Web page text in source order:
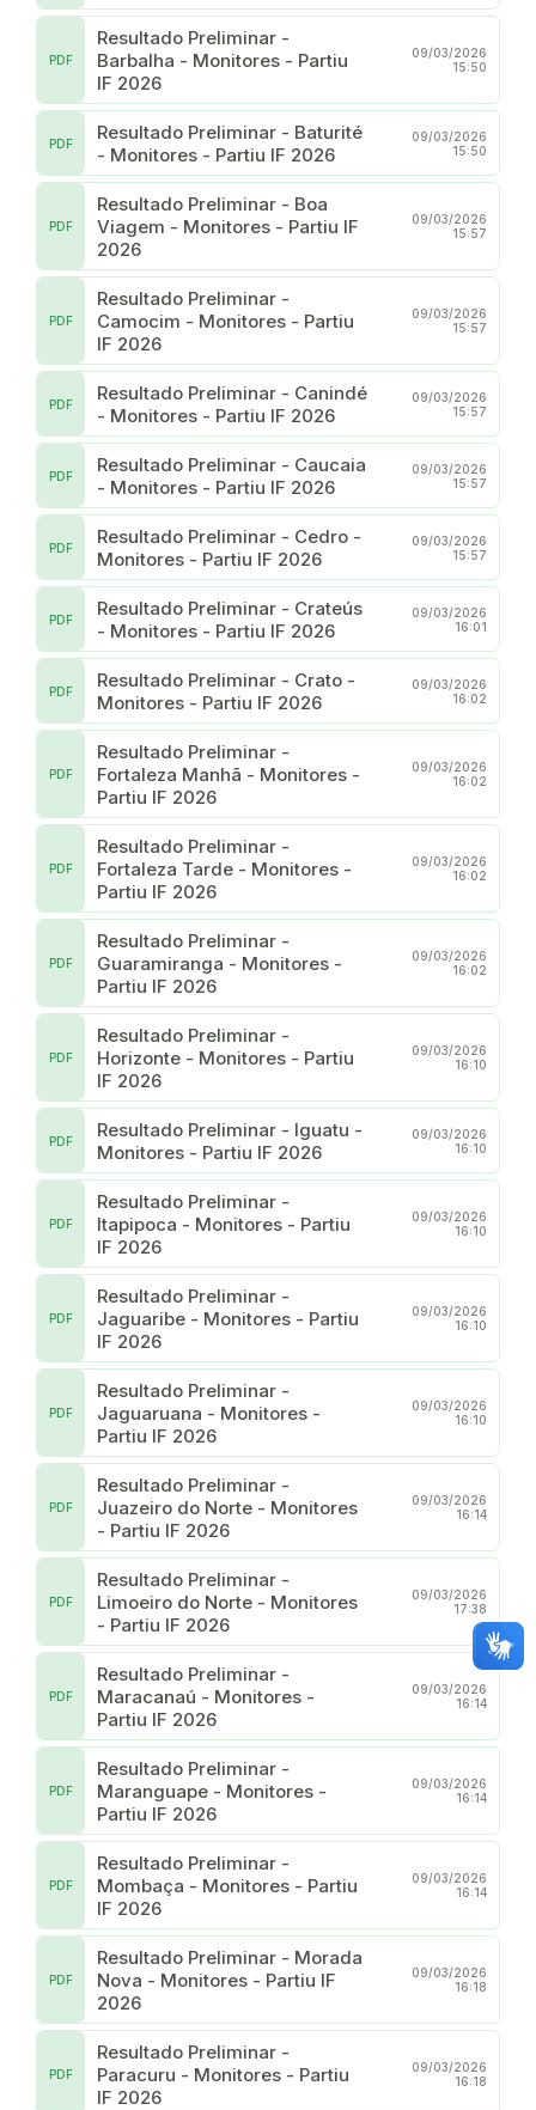
Resultado Preliminar -
Barbalha - Monitores - Partiu
IF 2026
PDF
09/03/2026
15:50
Resultado Preliminar - Baturité
- Monitores - Partiu IF 2026
PDF
09/03/2026
15:50
Resultado Preliminar - Boa
Viagem - Monitores - Partiu IF
2026
PDF
09/03/2026
15:57
Resultado Preliminar -
Camocim - Monitores - Partiu
IF 2026
PDF
09/03/2026
15:57
Resultado Preliminar - Canindé
- Monitores - Partiu IF 2026
PDF
09/03/2026
15:57
Resultado Preliminar - Caucaia
- Monitores - Partiu IF 2026
PDF
09/03/2026
15:57
Resultado Preliminar - Cedro -
Monitores - Partiu IF 2026
PDF
09/03/2026
15:57
Resultado Preliminar - Crateús
- Monitores - Partiu IF 2026
PDF
09/03/2026
16:01
Resultado Preliminar - Crato -
Monitores - Partiu IF 2026
PDF
09/03/2026
16:02
Resultado Preliminar -
Fortaleza Manhã - Monitores -
Partiu IF 2026
PDF
09/03/2026
16:02
Resultado Preliminar -
Fortaleza Tarde - Monitores -
Partiu IF 2026
PDF
09/03/2026
16:02
Resultado Preliminar -
Guaramiranga - Monitores -
Partiu IF 2026
PDF
09/03/2026
16:02
Resultado Preliminar -
Horizonte - Monitores - Partiu
IF 2026
PDF
09/03/2026
16:10
Resultado Preliminar - Iguatu -
Monitores - Partiu IF 2026
PDF
09/03/2026
16:10
Resultado Preliminar -
Itapipoca - Monitores - Partiu
IF 2026
PDF
09/03/2026
16:10
Resultado Preliminar -
Jaguaribe - Monitores - Partiu
IF 2026
PDF
09/03/2026
16:10
Resultado Preliminar -
Jaguaruana - Monitores -
Partiu IF 2026
PDF
09/03/2026
16:10
Resultado Preliminar -
Juazeiro do Norte - Monitores
- Partiu IF 2026
PDF
09/03/2026
16:14
Resultado Preliminar -
Limoeiro do Norte - Monitores
- Partiu IF 2026
PDF
09/03/2026
17:38
Resultado Preliminar -
Maracanaú - Monitores -
Partiu IF 2026
PDF
09/03/2026
16:14
Resultado Preliminar -
Maranguape - Monitores -
Partiu IF 2026
PDF
09/03/2026
16:14
Resultado Preliminar -
Mombaça - Monitores - Partiu
IF 2026
PDF
09/03/2026
16:14
Resultado Preliminar - Morada
Nova - Monitores - Partiu IF
2026
PDF
09/03/2026
16:18
Resultado Preliminar -
Paracuru - Monitores - Partiu
IF 2026
PDF
09/03/2026
16:18